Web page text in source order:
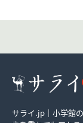
サライ.jp｜小学館